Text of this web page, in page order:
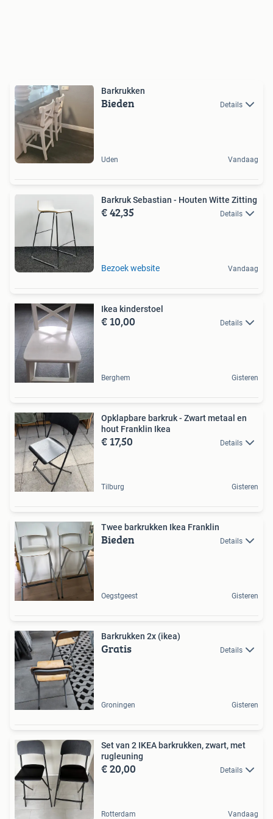
Barkrukken
Bieden Details
Uden Vandaag
Barkruk Sebastian - Houten Witte Zitting
€ 42,35 Details
Bezoek website Vandaag
Ikea kinderstoel
€ 10,00 Details
Berghem Gisteren
Opklapbare barkruk - Zwart metaal en
hout Franklin Ikea
€ 17,50 Details
Tilburg Gisteren
Twee barkrukken Ikea Franklin
Bieden Details
Oegstgeest Gisteren
Barkrukken 2x (ikea)
Gratis Details
Groningen Gisteren
Set van 2 IKEA barkrukken, zwart, met
rugleuning
€ 20,00 Details
Rotterdam Vandaag